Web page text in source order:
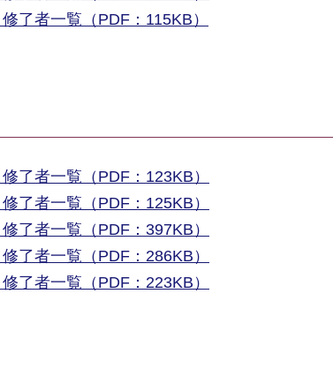
了者一覧（PDF：115KB）
了者一覧（PDF：123KB）
了者一覧（PDF：125KB）
了者一覧（PDF：397KB）
了者一覧（PDF：286KB）
了者一覧（PDF：223KB）